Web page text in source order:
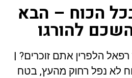
הכוח – הבא
להורגו
הלפרין אתם זוכרים? |
לא נפל רחוק מהעץ, בטח